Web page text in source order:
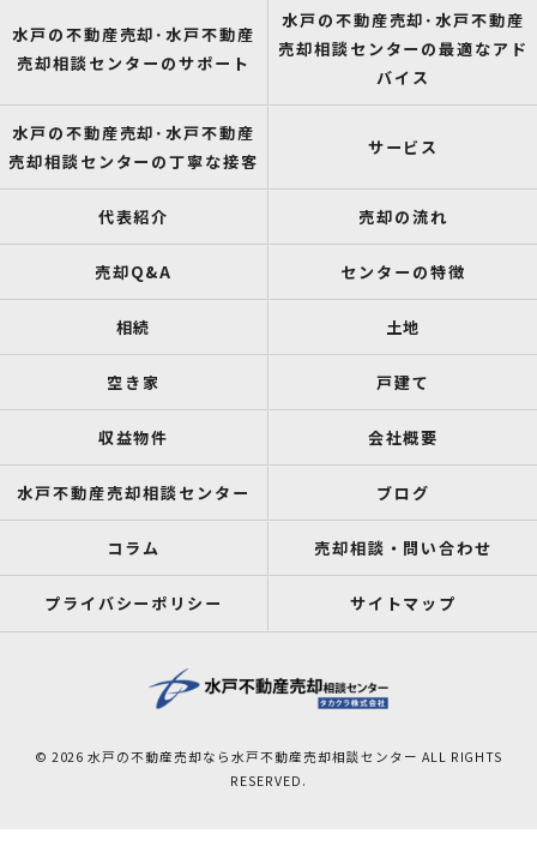
水戸の不動産売却･水戸不動産
売却相談センターのサポート
水戸の不動産売却･水戸不動産
売却相談センターの最適なアド
バイス
水戸の不動産売却･水戸不動産
売却相談センターの丁寧な接客
サービス
代表紹介 売却の流れ
売却Q&A センターの特徴
相続 土地
空き家 戸建て
収益物件 会社概要
水戸不動産売却相談センター ブログ
コラム 売却相談・問い合わせ
プライバシーポリシー サイトマップ
© 2026 水戸の不動産売却なら水戸不動産売却相談センター ALL RIGHTS
RESERVED.